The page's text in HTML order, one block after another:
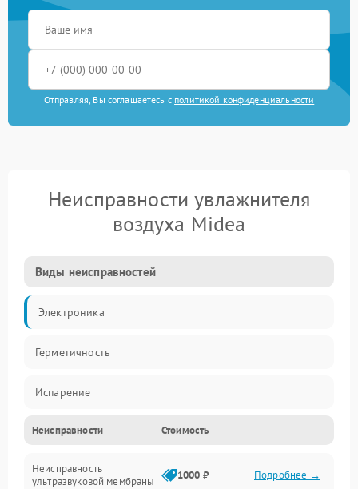
Отправляя, Вы соглашаетесь с политикой конфиденциальности
Неисправности увлажнителя
воздуха Midea
Виды неисправностей
Электроника
Герметичность
Испарение
Водяной тракт
Механические повреждения
Неисправности Стоимость
Неисправность
ультразвуковой мембраны
1000 ₽ Подробнее →